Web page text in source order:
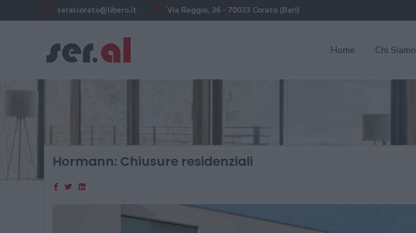
seralcorato@libero.it Via Reggio, 36 - 70033 Corato (Bari)
Home Chi Siamo
Hormann: Chiusure residenziali